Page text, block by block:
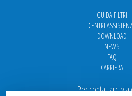
GUIDA FILTRI
CENTRI
DOWNLOAD
NEWS
FAQ
CARRIERA
Per contattarci via